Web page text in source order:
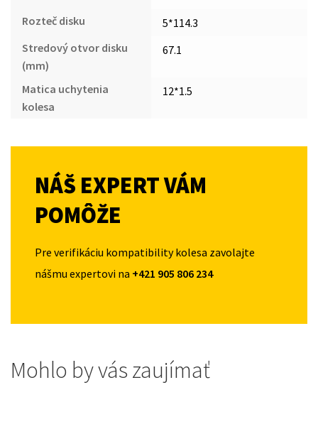
Rozteč disku
5*114.3
Stredový otvor disku
(mm)
67.1
Matica uchytenia
kolesa
12*1.5
NÁŠ EXPERT VÁM
POMÔŽE
Pre verifikáciu kompatibility kolesa zavolajte
nášmu expertovi na +421 905 806 234
Mohlo by vás zaujímať